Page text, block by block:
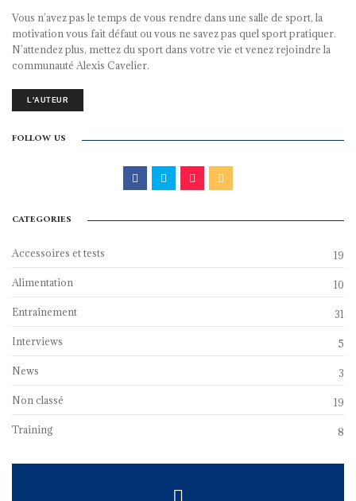
Vous n’avez pas le temps de vous rendre dans une salle de sport, la
motivation vous fait défaut ou vous ne savez pas quel sport pratiquer.
N’attendez plus, mettez du sport dans votre vie et venez rejoindre la
communauté Alexis Cavelier.
L'AUTEUR
FOLLOW US
CATEGORIES
Accessoires et tests 19
Alimentation 10
Entraînement 31
Interviews 5
News 3
Non classé 19
Training 8